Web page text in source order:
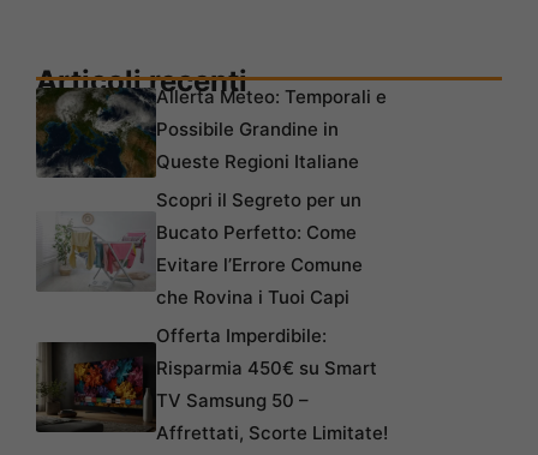
Articoli recentiAllerta Meteo: Temporali e
Possibile Grandine in
Queste Regioni Italiane
Scopri il Segreto per un
Bucato Perfetto: Come
Evitare l’Errore Comune
che Rovina i Tuoi Capi
Offerta Imperdibile:
Risparmia 450€ su Smart
TV Samsung 50 –
Affrettati, Scorte Limitate!